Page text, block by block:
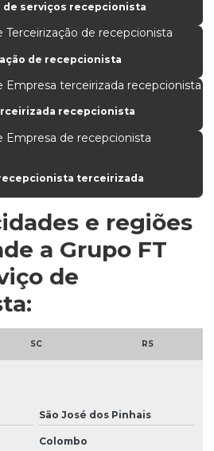
de limpeza e conservação
de portaria
de portaria
fachada
de portaria
limpeza
serviços de limpeza
e segurança
de serviços recepcionista
de recepcionista
recepcionista
terceirizada
e regiões
a Grupo FT
de
SC RS
São José dos Pinhais
Colombo